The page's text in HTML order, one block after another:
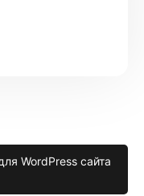
WordPress сайта